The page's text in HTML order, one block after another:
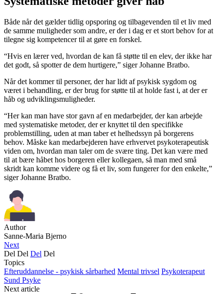
Både når det gælder tidlig opsporing og tilbagevenden til et liv med
de samme muligheder som andre, er der i dag er et stort behov for at
tilegne sig kompetencer til at gøre en forskel.
“Hvis en lærer ved, hvordan de kan få støtte til en elev, der ikke har
det godt, så spotter de dem hurtigere,” siger Johanne Bratbo.
Når det kommer til personer, der har lidt af psykisk sygdom og
været i behandling, er der brug for støtte til at holde fast i, at der er
håb og udviklingsmuligheder.
“Her kan man have stor gavn af en medarbejder, der kan arbejde
med systematiske metoder, der er knyttet til den specifikke
problemstilling, uden at man taber et helhedssyn på borgerens
behov. Måske kan medarbejderen have erhvervet psykoterapeutisk
viden om, hvordan man taler om de svære ting. Det kan være med
til at bære håbet hos borgeren eller kollegaen, så man med små
skridt kan komme videre og få et liv, som fungerer for den enkelte,”
siger Johanne Bratbo.
Author
Sanne-Maria Bjerno
Next
Del Del Del Del
Topics
Efteruddannelse - psykisk sårbarhed Mental trivsel Psykoterapeut
Sund Psyke
Next article